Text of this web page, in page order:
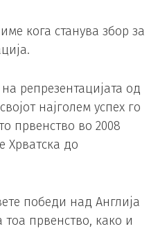
кога станува збор за
репрезентацијата од
најголем успех го
првенство во 2008
Хрватска до
победи над Англија
првенство, како и